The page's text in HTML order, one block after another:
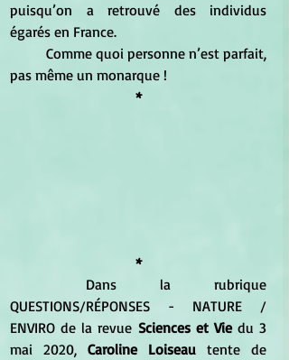
puisqu’on a retrouvé des individus
égarés en France.
pas même un monarque !
*
*
	Dans la rubrique
QUESTIONS/RÉPONSES - NATURE /
ENVIRO de la revue Sciences et Vie du 3
mai 2020, Caroline Loiseau tente de